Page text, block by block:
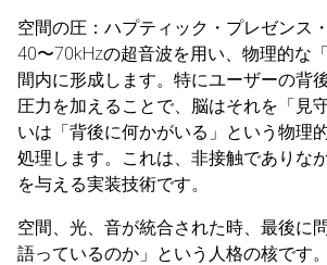
空間の圧：ハプティック・プレゼンス
40〜70kHzの超音波を用い、物理的な
間内に形成します。特にユーザーの背
圧力を加えることで、脳はそれを「見
いは「背後に何かがいる」という物理
処理します。これは、非接触でありな
を与える実装技術です。
空間、光、音が統合された時、最後に
語っているのか」という人格の核です。